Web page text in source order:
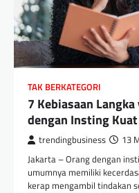
TAK BERKATEGORI
7 Kebiasaan
dengan Insting
trendingbusiness 13
Jakarta – Orang dengan
umumnya memiliki
kerap mengambil tindakan